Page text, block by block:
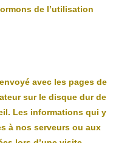
de l’utilisation
avec les pages de
sur le disque dur de
Les informations qui y
à nos serveurs ou aux